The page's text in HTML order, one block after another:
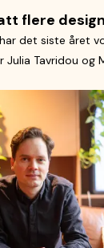
flere
det siste året
Tavridou og